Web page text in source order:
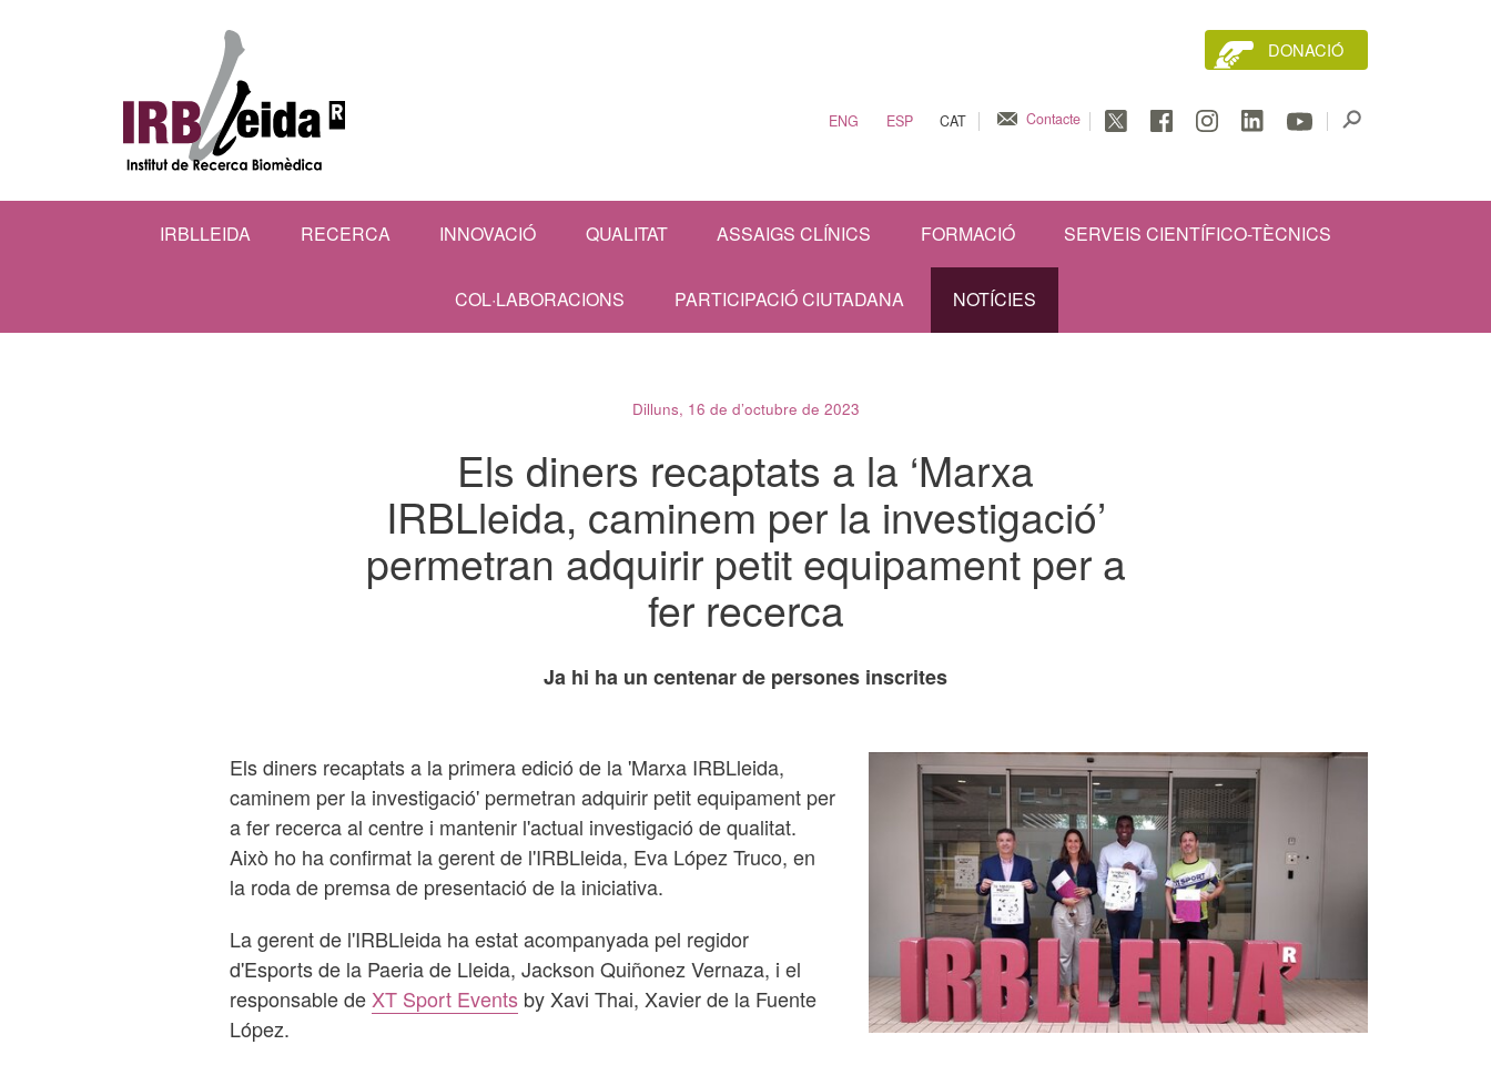
DONACIÓ
ENG ESP CAT Contacte
IRBLLEIDA RECERCA INNOVACIÓ QUALITAT ASSAIGS CLÍNICS FORMACIÓ SERVEIS CIENTÍFICO-TÈCNICS
COL·LABORACIONS PARTICIPACIÓ CIUTADANA NOTÍCIES
Dilluns, 16 de d’octubre de 2023
Els diners recaptats a la ‘Marxa
IRBLleida, caminem per la investigació’
permetran adquirir petit equipament per a
fer recerca
Ja hi ha un centenar de persones inscrites
Els diners recaptats a la primera edició de la 'Marxa IRBLleida,
caminem per la investigació' permetran adquirir petit equipament per
a fer recerca al centre i mantenir l'actual investigació de qualitat.
Això ho ha confirmat la gerent de l'IRBLleida, Eva López Truco, en
la roda de premsa de presentació de la iniciativa.
La gerent de l'IRBLleida ha estat acompanyada pel regidor
d'Esports de la Paeria de Lleida, Jackson Quiñonez Vernaza, i el
responsable deXT Sport Eventsby Xavi Thai, Xavier de la Fuente
López.